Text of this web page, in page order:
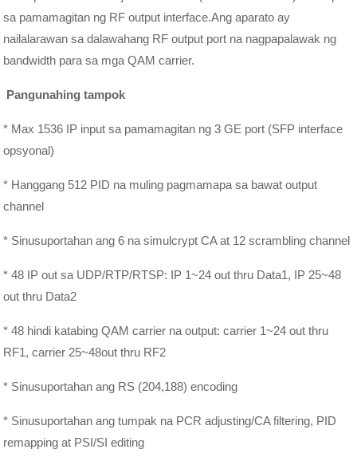
sa pamamagitan ng RF output interface.Ang aparato ay
nailalarawan sa dalawahang RF output port na nagpapalawak ng
bandwidth para sa mga QAM carrier.
Pangunahing tampok
* Max 1536 IP input sa pamamagitan ng 3 GE port (SFP interface
opsyonal)
* Hanggang 512 PID na muling pagmamapa sa bawat output
channel
* Sinusuportahan ang 6 na simulcrypt CA at 12 scrambling channel
* 48 IP out sa UDP/RTP/RTSP: IP 1~24 out thru Data1, IP 25~48
out thru Data2
* 48 hindi katabing QAM carrier na output: carrier 1~24 out thru
RF1, carrier 25~48out thru RF2
* Sinusuportahan ang RS (204,188) encoding
* Sinusuportahan ang tumpak na PCR adjusting/CA filtering, PID
remapping at PSI/SI editing